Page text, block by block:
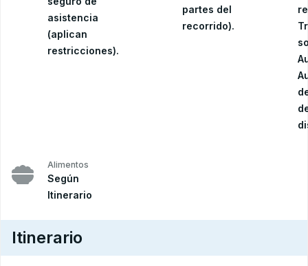
asistencia
(aplican
restricciones).
partes del
recorrido).
Alimentos
Según
Itinerario
Itinerario